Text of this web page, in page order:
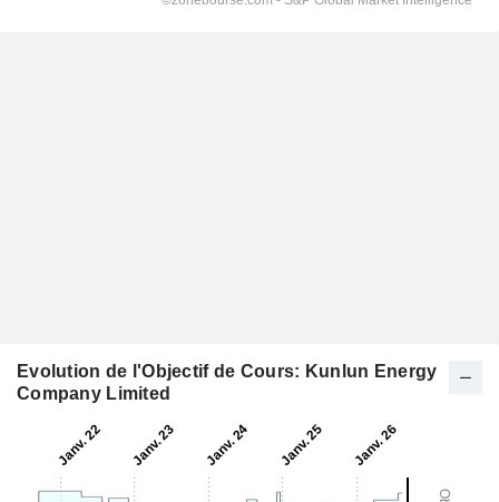
Evolution de l'Objectif de Cours: Kunlun Energy
Company Limited